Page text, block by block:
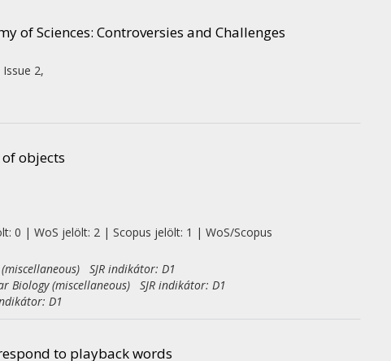
of Sciences: Controversies and Challenges
2,
objects
0 | WoS jelölt: 2 | Scopus jelölt: 1 | WoS/Scopus
SJR indikátor: D1
Biology (miscellaneous) SJR indikátor: D1
D1
to playback words